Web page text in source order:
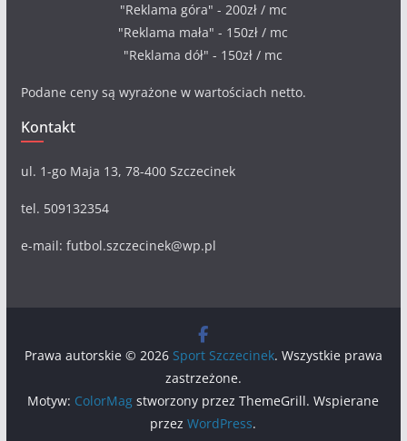
"Reklama góra" - 200zł / mc
"Reklama mała" - 150zł / mc
"Reklama dół" - 150zł / mc
Podane ceny są wyrażone w wartościach netto.
Kontakt
ul. 1-go Maja 13, 78-400 Szczecinek
tel. 509132354
e-mail: futbol.szczecinek@wp.pl
Prawa autorskie © 2026 Sport Szczecinek. Wszystkie prawa
zastrzeżone.
Motyw: ColorMag stworzony przez ThemeGrill. Wspierane
przezWordPress.